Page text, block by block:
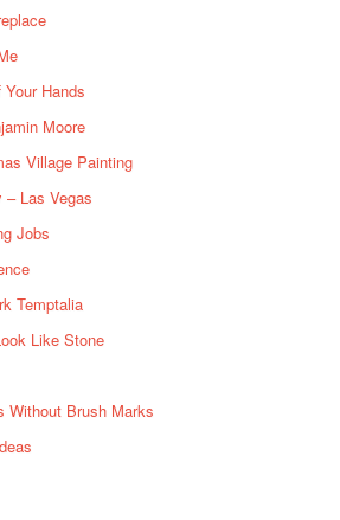
Hands
Moore
Village Painting
Las Vegas
Jobs
Temptalia
Like Stone
Without Brush Marks